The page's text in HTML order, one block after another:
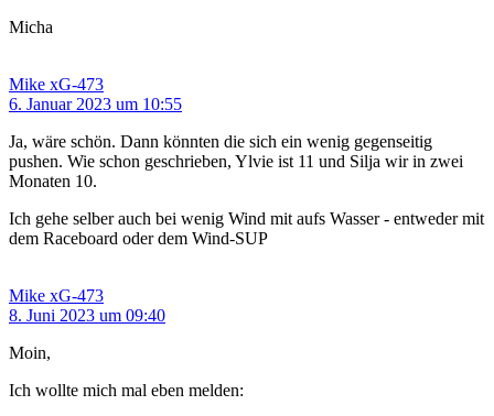
Micha
Mike xG-473
6. Januar 2023 um 10:55
Ja, wäre schön. Dann könnten die sich ein wenig gegenseitig
pushen. Wie schon geschrieben, Ylvie ist 11 und Silja wir in zwei
Monaten 10.
Ich gehe selber auch bei wenig Wind mit aufs Wasser - entweder mit
dem Raceboard oder dem Wind-SUP
Mike xG-473
8. Juni 2023 um 09:40
Moin,
Ich wollte mich mal eben melden: